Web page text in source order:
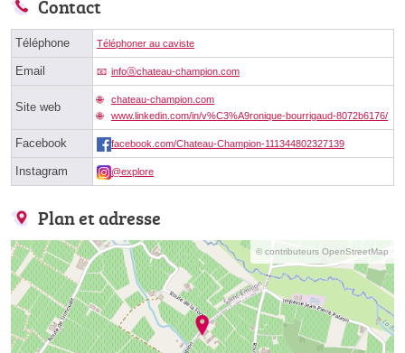
Contact
Téléphone Téléphoner au caviste
Email infoⓐchateau-champion.com
Site web
chateau-champion.com
www.linkedin.com/in/v%C3%A9ronique-bourrigaud-8072b6176/
Facebook facebook.com/Chateau-Champion-111344802327139
Instagram @explore
Plan et adresse
© contributeurs OpenStreetMap